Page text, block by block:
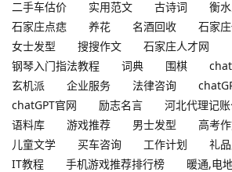
二手车估价
实用范文 古诗词
衡
石家庄点痣
养花 名酒回收
石家
女士发型
搜搜作文
石家庄人才网
钢琴入门指法教程
词典 围棋
玄机派
企业服务 法律咨询
chatGPT官网
励志名言 河北代理记
语料库
游戏推荐 男士发型 高考
儿童文学
买车咨询 工作计划 礼
IT教程
手机游戏推荐排行榜
暖通,电地